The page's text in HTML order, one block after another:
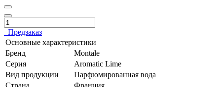
Предзаказ
Основные характеристики
Бренд
Montale
Серия
Aromatic Lime
Вид продукции
Парфюмированная вода
Страна
Франция